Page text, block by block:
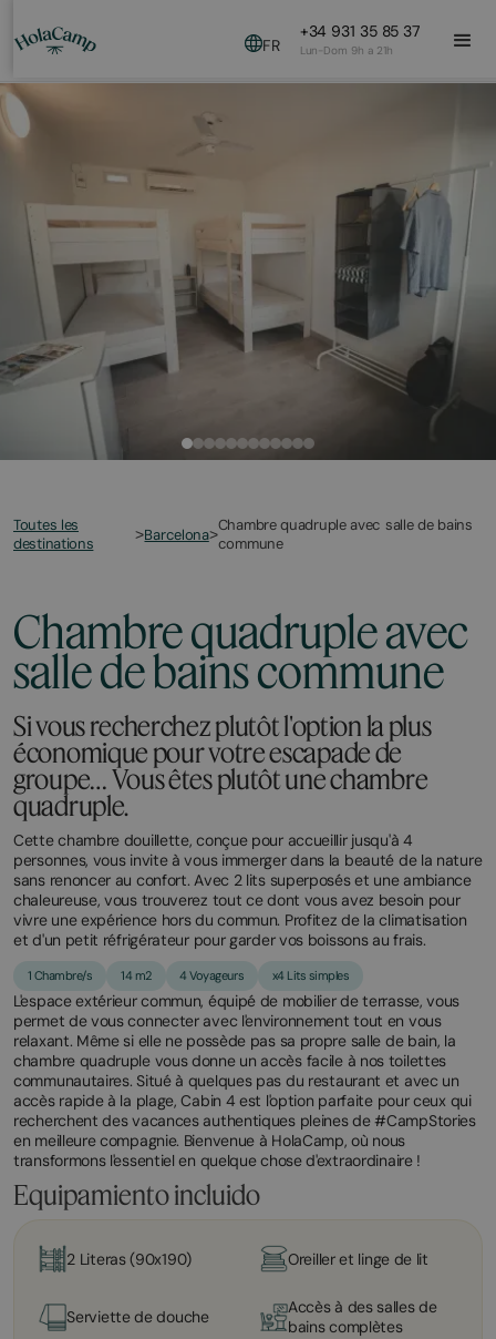
FR
+34 931 35 85 37
Lun-Dom 9h a 21h
Toutes les
destinations
>Barcelona>Chambre quadruple avec salle de bains
commune
Chambre quadruple avec
salle de bains commune
Si vous recherchez plutôt l'option la plus
économique pour votre escapade de
groupe… Vous êtes plutôt une chambre
quadruple.
Cette chambre douillette, conçue pour accueillir jusqu'à 4
personnes, vous invite à vous immerger dans la beauté de la nature
sans renoncer au confort. Avec 2 lits superposés et une ambiance
chaleureuse, vous trouverez tout ce dont vous avez besoin pour
vivre une expérience hors du commun. Profitez de la climatisation
et d'un petit réfrigérateur pour garder vos boissons au frais.
1 Chambre/s 14 m2 4 Voyageurs x4 Lits simples
L'espace extérieur commun, équipé de mobilier de terrasse, vous
permet de vous connecter avec l'environnement tout en vous
relaxant. Même si elle ne possède pas sa propre salle de bain, la
chambre quadruple vous donne un accès facile à nos toilettes
communautaires. Situé à quelques pas du restaurant et avec un
accès rapide à la plage, Cabin 4 est l'option parfaite pour ceux qui
recherchent des vacances authentiques pleines de #CampStories
en meilleure compagnie. Bienvenue à HolaCamp, où nous
transformons l'essentiel en quelque chose d'extraordinaire !
Equipamiento incluido
2 Literas (90x190) Oreiller et linge de lit
Serviette de douche
Accès à des salles de
bains complètes